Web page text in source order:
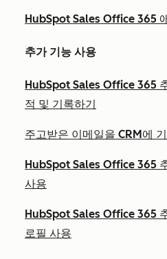
HubSpot Sales Office 365
추가 기능 사용
HubSpot Sales Office 365
적 및 기록하기
주고받은 이메일을 CRM에
HubSpot Sales Office 365
사용
HubSpot Sales Office 365
로필 사용